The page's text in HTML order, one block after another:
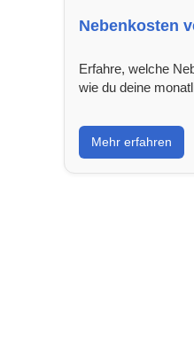
Nebenkosten
Erfahre, welche
wie du deine
Mehr erfahren